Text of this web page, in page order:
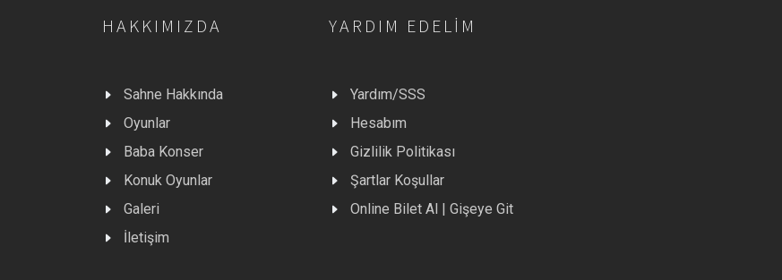
HAKKIMIZDA
Sahne Hakkında
Oyunlar
Baba Konser
Konuk Oyunlar
Galeri
İletişim
YARDIM EDELIM
Yardım/SSS
Hesabım
Gizlilik Politikası
Şartlar Koşullar
Online Bilet Al | Gişeye Git